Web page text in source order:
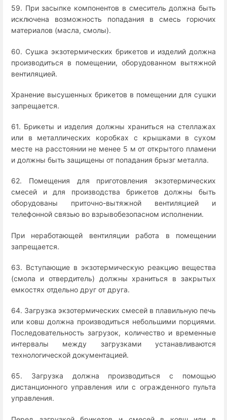
59. При засыпке компонентов в смеситель должна быть
исключена возможность попадания в смесь горючих
материалов (масла, смолы).
60. Сушка экзотермических брикетов и изделий должна
производиться в помещении, оборудованном вытяжной
вентиляцией.
Хранение высушенных брикетов в помещении для сушки
запрещается.
61. Брикеты и изделия должны храниться на стеллажах
или в металлических коробках с крышками в сухом
месте на расстоянии не менее 5 м от открытого пламени
и должны быть защищены от попадания брызг металла.
62. Помещения для приготовления экзотермических
смесей и для производства брикетов должны быть
оборудованы приточно-вытяжной вентиляцией и
телефонной связью во взрывобезопасном исполнении.
При неработающей вентиляции работа в помещении
запрещается.
63. Вступающие в экзотермическую реакцию вещества
(смола и отвердитель) должны храниться в закрытых
емкостях отдельно друг от друга.
64. Загрузка экзотермических смесей в плавильную печь
или ковш должна производиться небольшими порциями.
Последовательность загрузок, количество и временные
интервалы между загрузками устанавливаются
технологической документацией.
65. Загрузка должна производиться с помощью
дистанционного управления или с огражденного пульта
управления.